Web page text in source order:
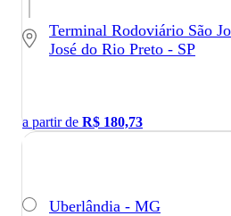
Terminal Rodoviário São
José do Rio Preto - SP
a partir de R$ 180,73
Uberlândia - MG